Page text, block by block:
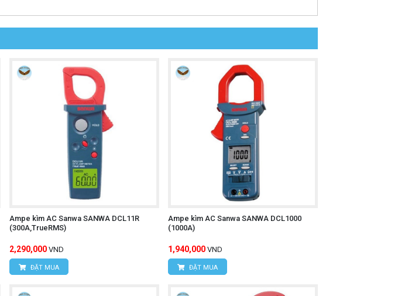
Ampe kìm AC Sanwa SANWA DCL11R
(300A,TrueRMS)
2,290,000 VND
ĐẶT MUA
Ampe kìm AC Sanwa SANWA DCL1000
(1000A)
1,940,000 VND
ĐẶT MUA